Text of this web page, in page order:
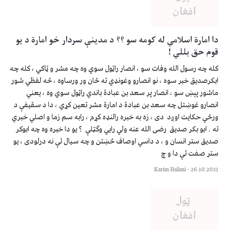
دا امارة اسلامي له کومه سو ؟؟ د مدینې سردار خو امارة د یو
قوم حق بللي !
کله چه رسول الله وفات سو ، انصار راټول سوي وه چه مشر و ټاکي ، کله چه
ابکرصدیق خبر سوه ، نو انصارو وغونډي ته ځان ور ورساوه ، څه لفظي شور
ماشور پېښ سو ، انصار پر سعد بن عبادة باندي راټول سوي وه ، یعني
انصارو غوښتل چه سعد بن عبادة د امارة مشر تعین کړي ، دا د سقیفې د
ورځي حکایت اوږد دی ، زه به خبره رالنډه کړم ، رابه سم زما و اصلي خبري
ته . ابو بکر صدیق رضی الله عنه ولي رايي وګټلې ؟ یو دا خبره وه چه ابوکر
صدیق ستر انسان و ، د داسي اوصاف څښتن و چه سیال ئې نه درلودی ، یو
ستر صفت ئې دا و چ
26.10.2021
–
Karim Halimi